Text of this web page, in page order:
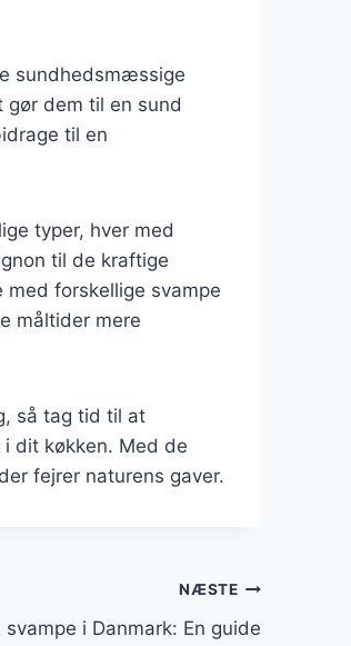
sundhedsmæssige
gør dem til en sund
til en
typer, hver med
til de kraftige
forskellige svampe
måltider mere
så tag tid til at
dit køkken. Med de
fejrer naturens gaver.
NÆSTE
svampe i Danmark: En guide